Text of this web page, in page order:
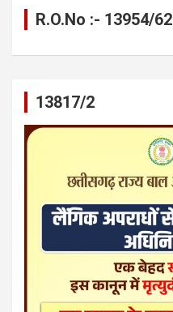
R.O.No :- 13954/62
13817/2